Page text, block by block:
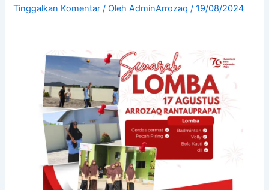
Tinggalkan Komentar / OlehAdminArrozaq/19/08/2024